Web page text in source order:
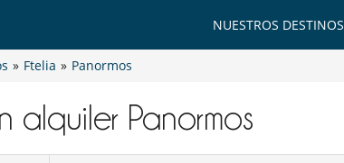
NUESTROS DESTINOS
» Ftelia » Panormos
alquiler​ Panormos